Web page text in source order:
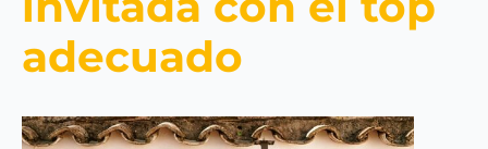
adecuado